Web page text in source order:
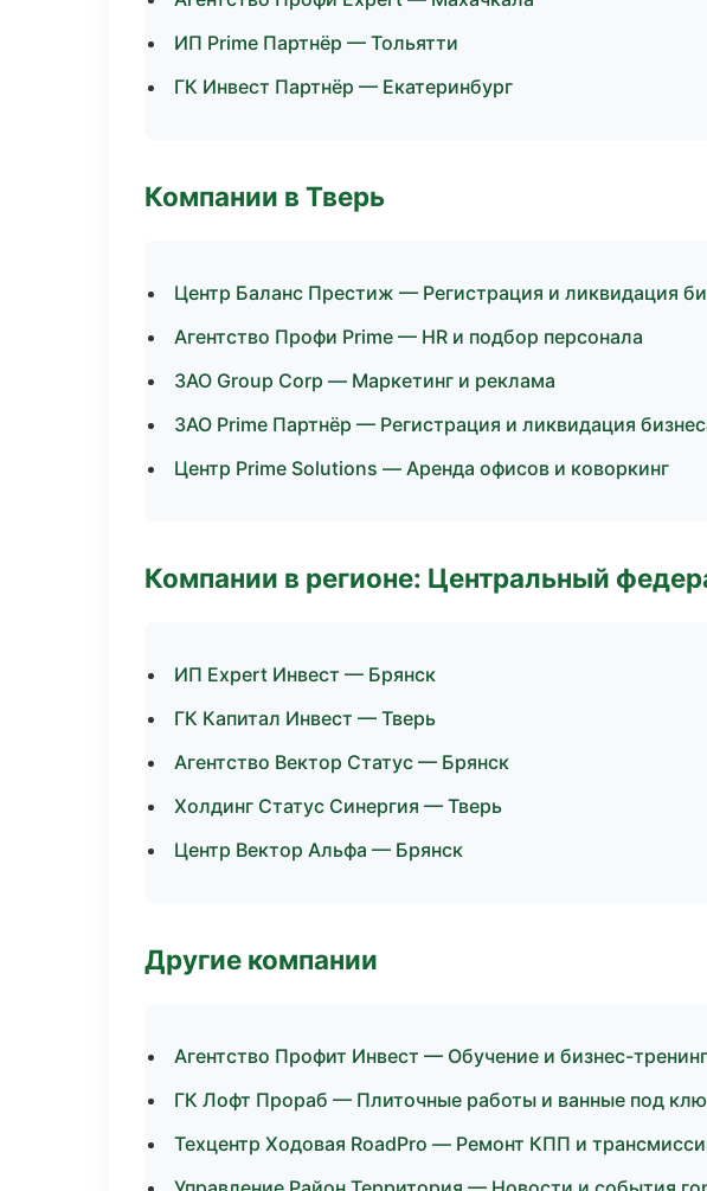
ИП Prime Партнёр — Тольятти
ГК Инвест Партнёр — Екатеринбург
Компании в Тверь
Центр Баланс Престиж — Регистрация и ликвидация
Агентство Профи Prime — HR и подбор персонала
ЗАО Group Corp — Маркетинг и реклама
ЗАО Prime Партнёр — Регистрация и ликвидация
Центр Prime Solutions — Аренда офисов и коворкинг
Компании в регионе: Центральный
ИП Expert Инвест — Брянск
ГК Капитал Инвест — Тверь
Агентство Вектор Статус — Брянск
Холдинг Статус Синергия — Тверь
Центр Вектор Альфа — Брянск
Другие компании
Агентство Профит Инвест — Обучение и бизнес-
ГК Лофт Прораб — Плиточные работы и ванные под
Техцентр Ходовая RoadPro — Ремонт КПП и